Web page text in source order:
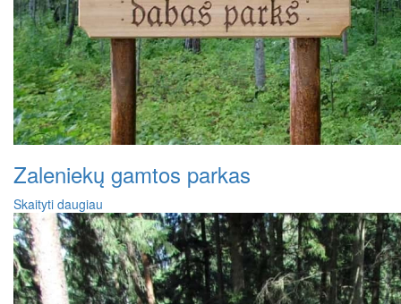
Zaleniekų gamtos parkas
Skaityti daugiau